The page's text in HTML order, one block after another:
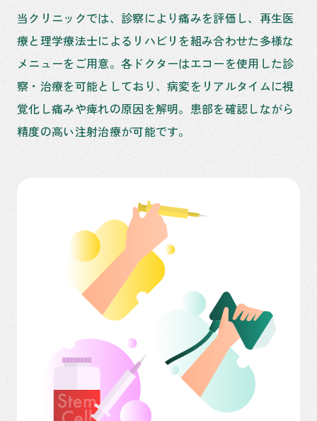
当クリニックでは、診察により痛みを評価し、再生医
療と理学療法士によるリハビリを組み合わせた多様な
メニューをご用意。各ドクターはエコーを使用した診
察・治療を可能としており、病変をリアルタイムに視
覚化し痛みや痺れの原因を解明。患部を確認しながら
精度の高い注射治療が可能です。